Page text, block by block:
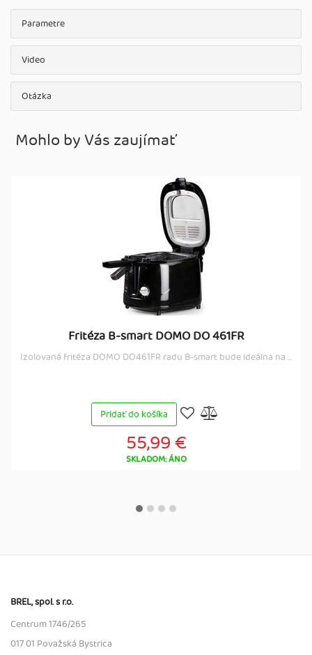
Parametre
Video
Otázka
Mohlo by Vás zaujímať
Fritéza B-smart DOMO DO 461FR
Izolovaná fritéza DOMO DO461FR radu B-smart bude ideálna na ...
Pridať do košíka
55,99 €
SKLADOM: ÁNO
BREL, spol. s r.o.
Centrum 1746/265
017 01 Považská Bystrica